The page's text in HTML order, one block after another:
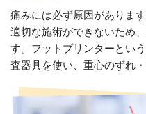
痛みには必ず原因がありま
適切な施術ができないため
す。フットプリンターとい
査器具を使い、重心のずれ